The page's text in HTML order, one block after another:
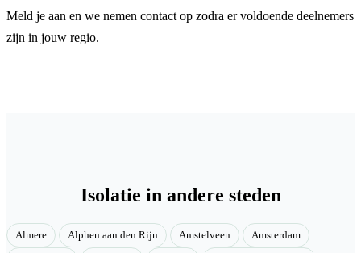
Meld je aan en we nemen contact op zodra er voldoende deelnemers
zijn in jouw regio.
Isolatie in andere steden
Almere Alphen aan den Rijn Amstelveen Amsterdam